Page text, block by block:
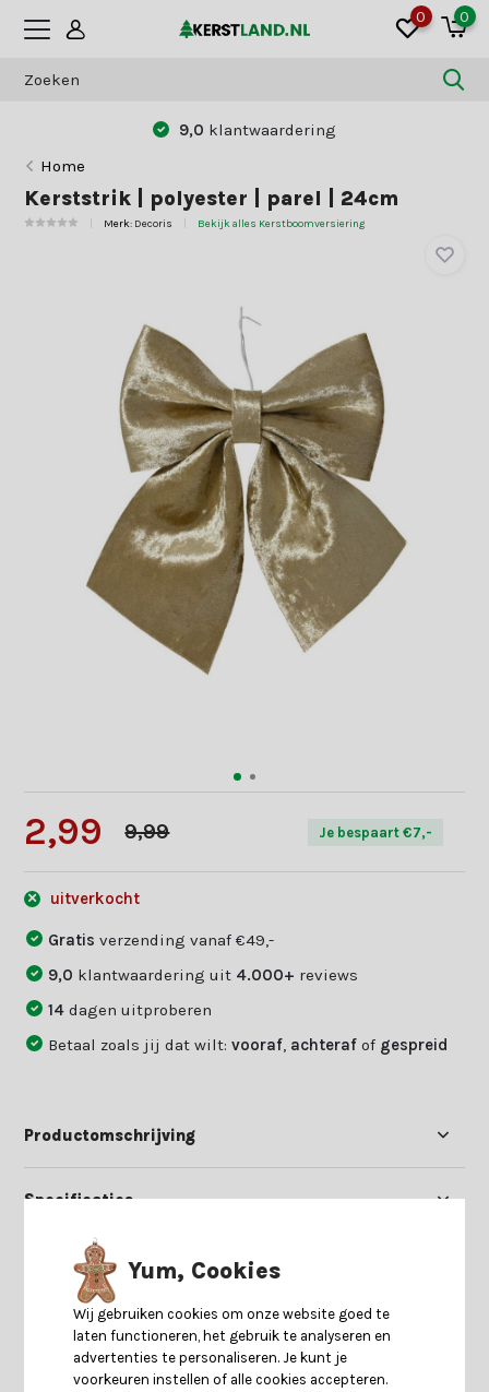
0 0
9,0 klantwaardering
Home
Kerststrik | polyester | parel | 24cm
Merk: Decoris Bekijk alles Kerstboomversiering
2,99 9,99 Je bespaart €7,-
uitverkocht
Gratisverzending vanaf €49,-
9,0 klantwaardering uit 4.000+ reviews
14dagen uitproberen
Betaal zoals jij dat wilt:vooraf achteraf of gespreid
Productomschrijving
Specificaties
Reviews Yum, Cookies
Wij gebruiken cookies om onze website goed te
laten functioneren, het gebruik te analyseren en
advertenties te personaliseren. Je kunt je
voorkeuren instellen of alle cookies accepteren.